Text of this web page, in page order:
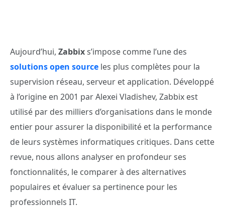
Aujourd’hui, Zabbixs’impose comme l’une des
solutionsopen source les plus complètes pour la
supervision réseau, serveur et application. Développé
à l’origine en 2001 par Alexei Vladishev, Zabbix est
utilisé par des milliers d’organisations dans le monde
entier pour assurer la disponibilité et la performance
de leurs systèmes informatiques critiques. Dans cette
revue, nous allons analyser en profondeur ses
fonctionnalités, le comparer à des alternatives
populaires et évaluer sa pertinence pour les
professionnels IT.